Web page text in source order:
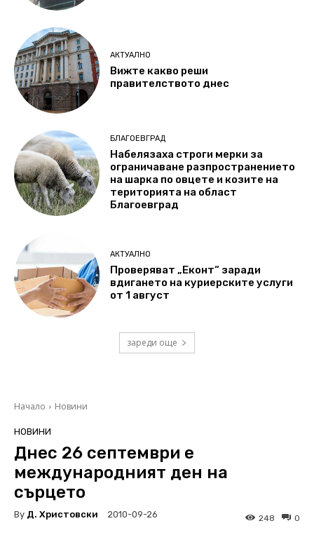
АКТУАЛНО
Вижте какво реши
правителството днес
БЛАГОЕВГРАД
Набелязаха строги мерки за
ограничаване разпространението
на шарка по овцете и козите на
територията на област
Благоевград
АКТУАЛНО
Проверяват „Еконт“ заради
вдигането на куриерските услуги
от 1 август
зареди още